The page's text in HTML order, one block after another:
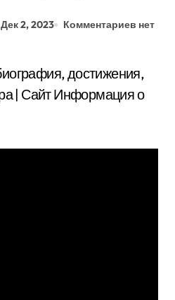
Дек 2, 2023 Комментариев нет